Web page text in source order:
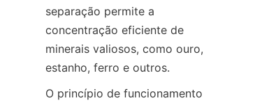
separação permite a
concentração eficiente de
minerais valiosos, como ouro,
estanho, ferro e outros.
O princípio de funcionamento